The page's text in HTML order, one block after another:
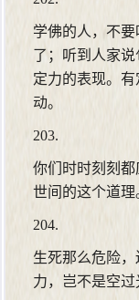
学佛的人，不
了；听到人家
定力的表现。
动。
203.
你们时时刻刻
世间的这个道理
204.
生死那么危险
力，岂不是空过